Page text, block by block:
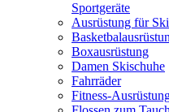
Sportgeräte
Ausrüstung für
Boxausrüstung
Damen Skischuhe
Fahrräder
Fitness-